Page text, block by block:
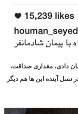
دادی، مقداری صداقت،
آینده این ها هم دیگر